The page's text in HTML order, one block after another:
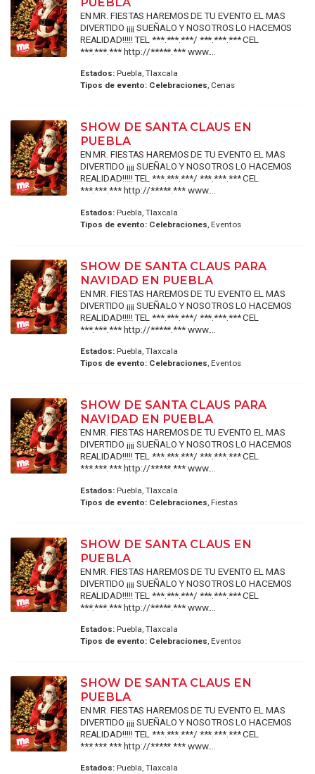
EN MR. FIESTAS HAREMOS DE TU EVENTO EL MAS
DIVERTIDO ¡¡¡¡ SUEÑALO Y NOSOTROS LO HACEMOS
REALIDAD!!!!! TEL ***.***.***/ ***.***.*** CEL
***.***.*** http://*****.*** www....
Estados:Puebla, Tlaxcala
Tipos de evento: Celebraciones, Cenas
SHOW DE SANTA CLAUS EN
PUEBLA
EN MR. FIESTAS HAREMOS DE TU EVENTO EL MAS
DIVERTIDO ¡¡¡¡ SUEÑALO Y NOSOTROS LO HACEMOS
REALIDAD!!!!! TEL ***.***.***/ ***.***.*** CEL
***.***.*** http://*****.*** www....
Estados:Puebla, Tlaxcala
Tipos de evento: Celebraciones , Eventos
SHOW DE SANTA CLAUS PARA
NAVIDAD EN PUEBLA
EN MR. FIESTAS HAREMOS DE TU EVENTO EL MAS
DIVERTIDO ¡¡¡¡ SUEÑALO Y NOSOTROS LO HACEMOS
REALIDAD!!!!! TEL ***.***.***/ ***.***.*** CEL
***.***.*** http://*****.*** www....
Estados:Puebla, Tlaxcala
Tipos de evento: Celebraciones, Eventos
SHOW DE SANTA CLAUS PARA
NAVIDAD EN PUEBLA
EN MR. FIESTAS HAREMOS DE TU EVENTO EL MAS
DIVERTIDO ¡¡¡¡ SUEÑALO Y NOSOTROS LO HACEMOS
REALIDAD!!!!! TEL ***.***.***/ ***.***.*** CEL
***.***.*** http://*****.*** www....
Estados:Puebla, Tlaxcala
Tipos de evento: Celebraciones , Fiestas
SHOW DE SANTA CLAUS EN
PUEBLA
EN MR. FIESTAS HAREMOS DE TU EVENTO EL MAS
DIVERTIDO ¡¡¡¡ SUEÑALO Y NOSOTROS LO HACEMOS
REALIDAD!!!!! TEL ***.***.***/ ***.***.*** CEL
***.***.*** http://*****.*** www....
Estados:Puebla, Tlaxcala
Tipos de evento: Celebraciones, Eventos
SHOW DE SANTA CLAUS EN
PUEBLA
EN MR. FIESTAS HAREMOS DE TU EVENTO EL MAS
DIVERTIDO ¡¡¡¡ SUEÑALO Y NOSOTROS LO HACEMOS
REALIDAD!!!!! TEL ***.***.***/ ***.***.*** CEL
***.***.*** http://*****.*** www....
Estados:Puebla, Tlaxcala